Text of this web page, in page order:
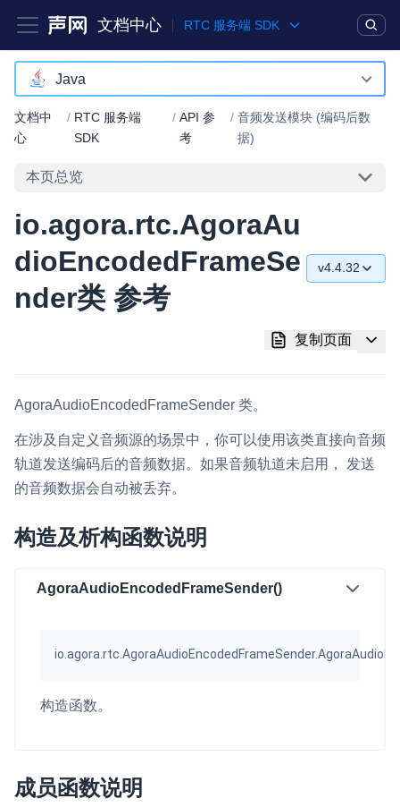
文档中心 RTC 服务端 SDK
产品 解决方案
实时互动基础能力
对话式 AI 引擎
音对话
实时互动 HOT
集成实时通信技术，实现更强的实时音视频互动功能、更大的可
扩展性和更优秀的互动效果
一整套高可靠、低时延、高并发、安全、全球化的即时聊天云服
务。
对接国内外多家 CDN 供应商，提供一个整体播放体验最佳的
CDN 直播方案
媒体流加速
实时互动扩展能力
实时转录翻译
快速实现多人实时互动白板协作
Java
C++
Python
Go
文档中
心
/ RTC 服务端
SDK
/ API 参
考
/ 音频发送模块 (编码后数
据)
本页总览
io.agora.rtc.AgoraAu
dioEncodedFrameSe
nder类 参考
v4.4.32
v4.4.30
复制页面
AgoraAudioEncodedFrameSender 类。
在涉及自定义音频源的场景中，你可以使用该类直接向音频
轨道发送编码后的音频数据。如果音频轨道未启用， 发送
的音频数据会自动被丢弃。
构造及析构函数说明
AgoraAudioEncodedFrameSender()
构造函数。
成员函数说明